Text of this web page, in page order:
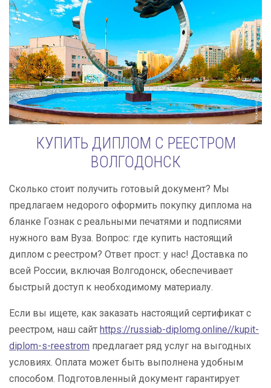
КУПИТЬ ДИПЛОМ С РЕЕСТРОМ
ВОЛГОДОНСК
Сколько стоит получить готовый документ? Мы
предлагаем недорого оформить покупку диплома на
бланке Гознак с реальными печатями и подписями
нужного вам Вуза. Вопрос: где купить настоящий
диплом с реестром? Ответ прост: у нас! Доставка по
всей России, включая Волгодонск, обеспечивает
быстрый доступ к необходимому материалу.
Если вы ищете, как заказать настоящий сертификат с
реестром, наш сайт https://russiab-diplomg.online//kupit-
diplom-s-reestrom предлагает ряд услуг на выгодных
условиях. Оплата может быть выполнена удобным
способом. Подготовленный документ гарантирует